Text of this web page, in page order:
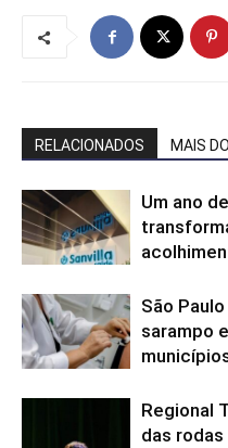
RELACIONADOS MAIS
Um ano
São
sarampo
Regional
das